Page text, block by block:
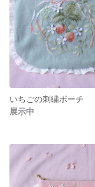
いちごの刺繍ポーチ
展示中